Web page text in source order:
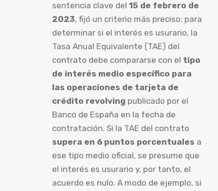
sentencia clave del 15 de febrero de
2023, fijó un criterio más preciso: para
determinar si el interés es usurario, la
Tasa Anual Equivalente (TAE) del
contrato debe compararse con el tipo
de interés medio específico para
las operaciones de tarjeta de
crédito revolving publicado por el
Banco de España en la fecha de
contratación. Si la TAE del contrato
supera en 6 puntos porcentuales a
ese tipo medio oficial, se presume que
el interés es usurario y, por tanto, el
acuerdo es nulo. A modo de ejemplo, si